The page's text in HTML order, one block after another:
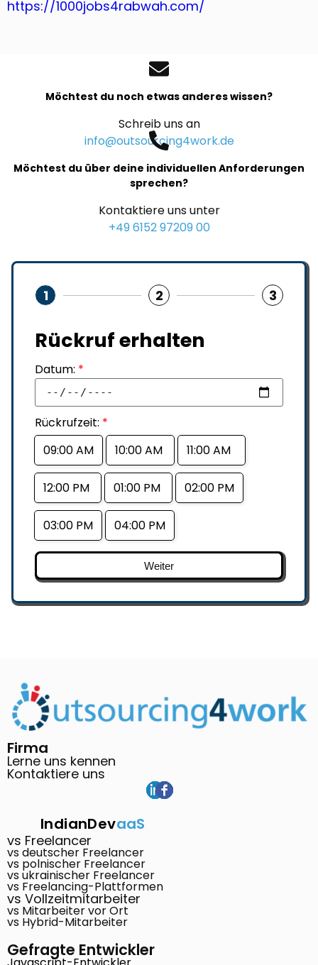
https://1000jobs4rabwah.com/
Möchtest du noch etwas anderes wissen?
Schreib uns an
info@outsourcing4work.de
Möchtest du über deine individuellen Anforderungen
sprechen?
Kontaktiere uns unter
+49 6152 97209 00
1 2 3
Rückruf erhalten
Datum: *
Rückrufzeit: *
09:00 AM
10:00 AM 11:00 AM
12:00 PM 01:00 PM 02:00 PM
03:00 PM 04:00 PM
Weiter
Firma
Lerne uns kennen
Kontaktiere uns
IndianDevaaS
vs Freelancer
vs deutscher Freelancer
vs polnischer Freelancer
vs ukrainischer Freelancer
vs Freelancing-Plattformen
vs Vollzeitmitarbeiter
vs Mitarbeiter vor Ort
vs Hybrid-Mitarbeiter
Gefragte Entwickler